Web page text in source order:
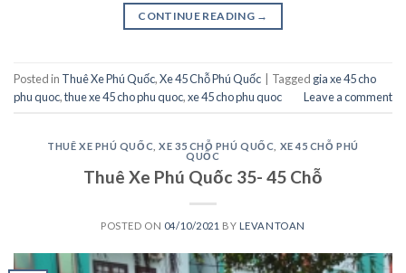
CONTINUE READING →
Posted in Thuê Xe Phú Quốc,Xe 45 Chỗ Phú Quốc | Tagged gia xe 45 cho
phu quoc,thue xe 45 cho phu quoc,xe 45 cho phu quoc Leave a comment
THUÊ XE PHÚ QUỐC ,XE 35 CHỖ PHÚ QUỐC
XE 45 CHỖ PHÚ
QUỐC
Thuê Xe Phú Quốc 35- 45 Chỗ
POSTED ON 04/10/2021 BY LEVANTOAN